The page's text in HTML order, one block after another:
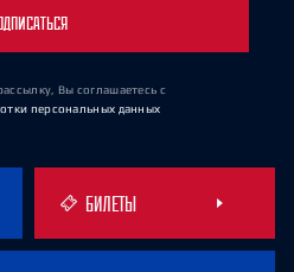
Вы соглашаетесь с
персональных данных
БИЛЕТЫ